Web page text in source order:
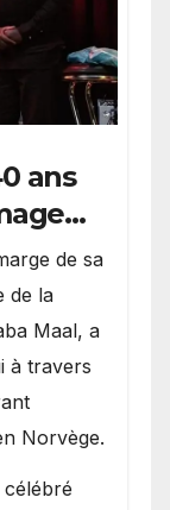
ans
de sa
de la
Maal, a
à travers
Norvège.
célébré